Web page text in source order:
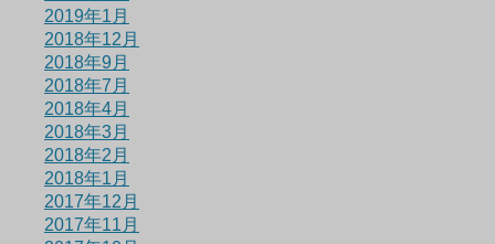
2019年1月
2018年12月
2018年9月
2018年7月
2018年4月
2018年3月
2018年2月
2018年1月
2017年12月
2017年11月